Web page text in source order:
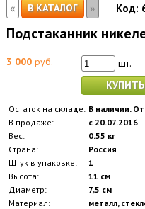
« В КАТАЛОГ » Код:
Подстаканник
3 000 руб.
шт.
Остаток на складе: В наличии.
В продаже:
с 20.07.2016
Вес:
0.55 кг
Страна:
Россия
Штук в упаковке:
1
Высота:
11 см
Диаметр:
7,5 см
Материал:
металл,